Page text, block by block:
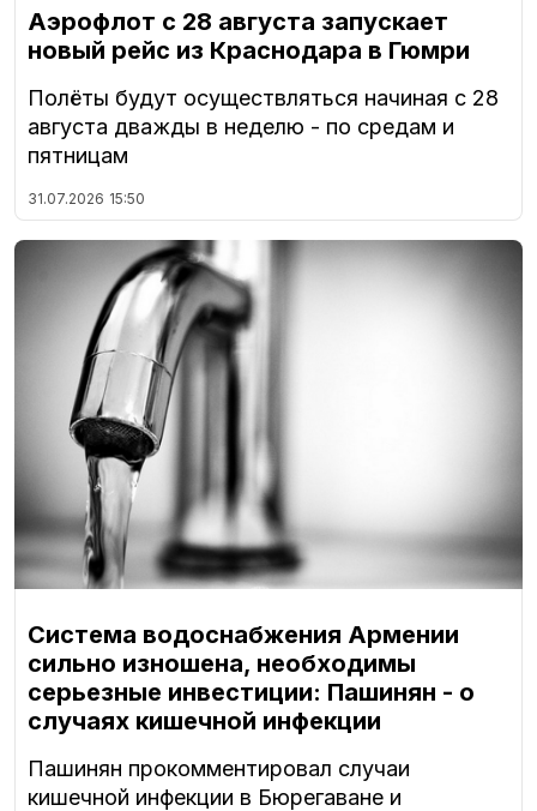
Аэрофлот с 28 августа запускает
новый рейс из Краснодара в Гюмри
Полёты будут осуществляться начиная с 28
августа дважды в неделю - по средам и
пятницам
31.07.2026 15:50
Система водоснабжения Армении
сильно изношена, необходимы
серьезные инвестиции: Пашинян - о
случаях кишечной инфекции
Пашинян прокомментировал случаи
кишечной инфекции в Бюрегаване и